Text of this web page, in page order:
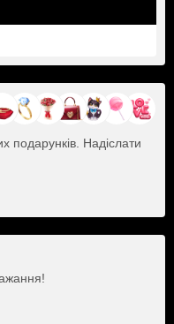
подарунків. Надіслати